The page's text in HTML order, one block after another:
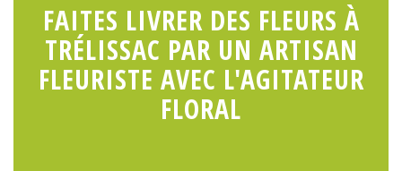
FAITES LIVRER DES FLEURS À
TRÉLISSAC PAR UN ARTISAN
FLEURISTE AVEC L'AGITATEUR
FLORAL